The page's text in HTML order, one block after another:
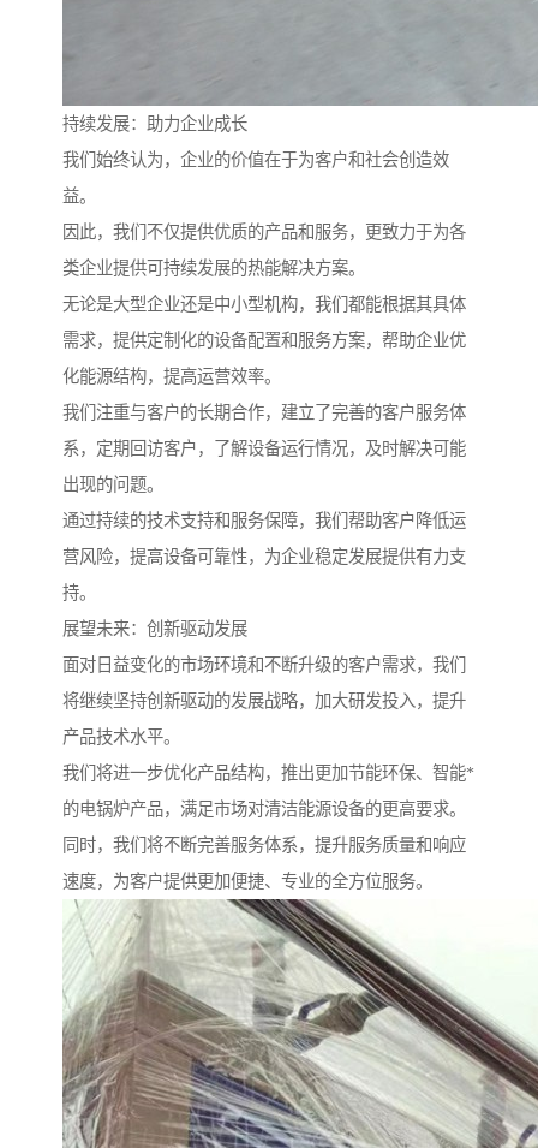
持续发展：助力企业成长
我们始终认为，企业的价值在于为客户和社会创造效
益。
因此，我们不仅提供优质的产品和服务，更致力于为各
类企业提供可持续发展的热能解决方案。
无论是大型企业还是中小型机构，我们都能根据其具体
需求，提供定制化的设备配置和服务方案，帮助企业优
化能源结构，提高运营效率。
我们注重与客户的长期合作，建立了完善的客户服务体
系，定期回访客户，了解设备运行情况，及时解决可能
出现的问题。
通过持续的技术支持和服务保障，我们帮助客户降低运
营风险，提高设备可靠性，为企业稳定发展提供有力支
持。
展望未来：创新驱动发展
面对日益变化的市场环境和不断升级的客户需求，我们
将继续坚持创新驱动的发展战略，加大研发投入，提升
产品技术水平。
我们将进一步优化产品结构，推出更加节能环保、智能*
的电锅炉产品，满足市场对清洁能源设备的更高要求。
同时，我们将不断完善服务体系，提升服务质量和响应
速度，为客户提供更加便捷、专业的全方位服务。